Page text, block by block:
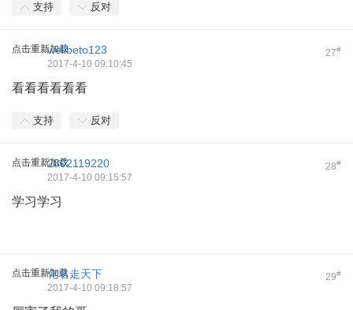
支持 反对
点击重新加载 27#
wellbeto123
2017-4-10 09:10:45
看看看看看看
支持 反对
点击重新加载 28#
2802119220
2017-4-10 09:15:57
学习学习
点击重新加载 29#
化名走天下
2017-4-10 09:18:57